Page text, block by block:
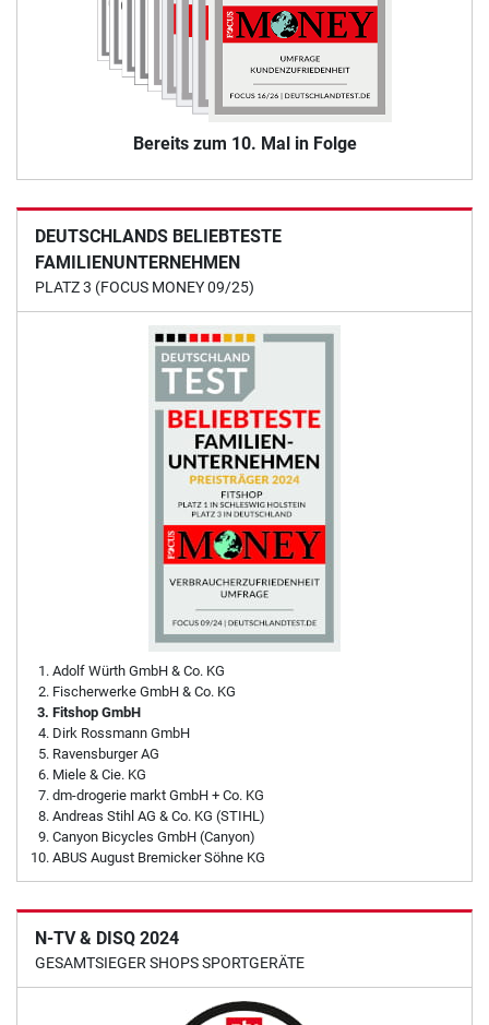
Bereits zum 10. Mal in Folge
DEUTSCHLANDS BELIEBTESTE
FAMILIENUNTERNEHMEN
PLATZ 3 (FOCUS MONEY 09/25)
Adolf Würth GmbH & Co. KG
Fischerwerke GmbH & Co. KG
Fitshop GmbH
Dirk Rossmann GmbH
Ravensburger AG
Miele & Cie. KG
dm-drogerie markt GmbH + Co. KG
Andreas Stihl AG & Co. KG (STIHL)
Canyon Bicycles GmbH (Canyon)
ABUS August Bremicker Söhne KG
N-TV & DISQ 2024
GESAMTSIEGER SHOPS SPORTGERÄTE